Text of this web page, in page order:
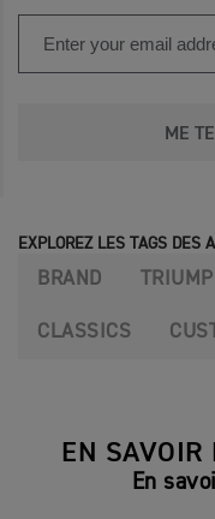
ME
EXPLOREZ LES TAGS DES
BRAND
CLASSICS
EN
En